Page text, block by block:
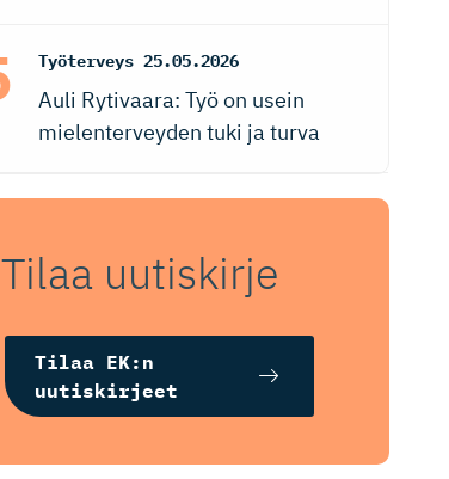
Työterveys 25.05.2026
Auli Rytivaara: Työ on usein
mielenterveyden tuki ja turva
Tilaa uutiskirje
Tilaa EK:n
uutiskirjeet